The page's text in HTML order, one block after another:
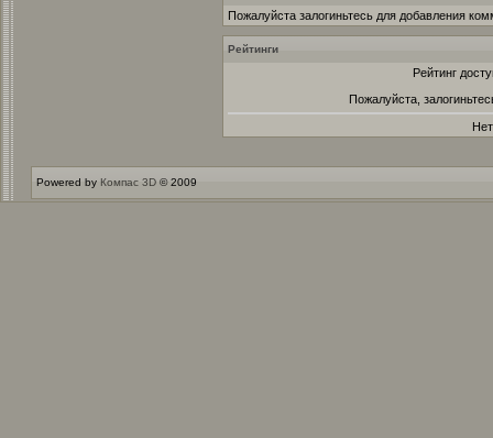
Пожалуйста залогиньтесь для добавления
Рейтинги
Рейтинг
Пожалуйста,
Powered by Компас 3D © 2009